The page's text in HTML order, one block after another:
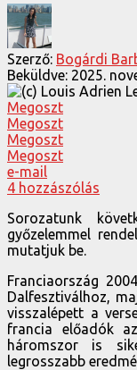
Szerző: Bogárdi
Beküldve: 2025.
Megoszt
Megoszt
Megoszt
Megoszt
e-mail
4 hozzászólás
Sorozatunk
győzelemmel
mutatjuk be.
Franciaország
Dalfesztiválhoz,
visszalépett a
francia előadók
háromszor is
legrosszabb